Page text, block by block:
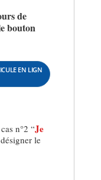
de
bouton
EN LIGN
n°2 “Je
le